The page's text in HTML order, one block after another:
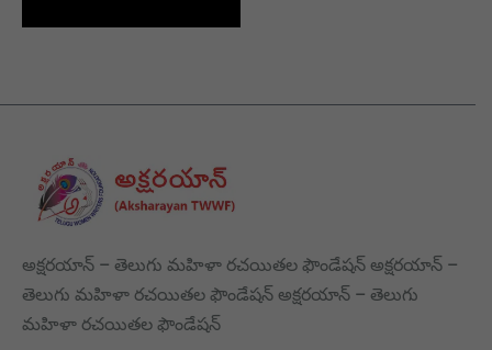
అక్షరయాన్ – తెలుగు మహిళా రచయితల ఫౌండేషన్ అక్షరయాన్ –
తెలుగు మహిళా రచయితల ఫౌండేషన్ అక్షరయాన్ – తెలుగు
మహిళా రచయితల ఫౌండేషన్